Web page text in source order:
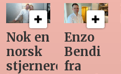
Med
italiensk
bynavn
Huset
på
Svalbard